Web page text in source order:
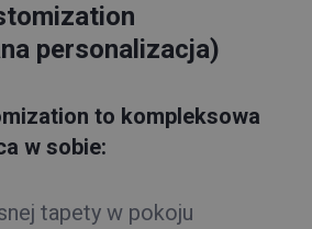
personalizacja)
to kompleksowa
w sobie:
tapety w pokoju